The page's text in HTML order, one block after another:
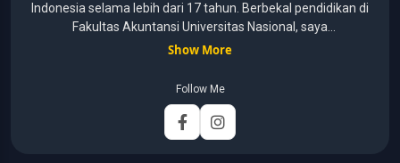
Indonesia selama lebih dari 17 tahun. Berbekal pendidikan di
Fakultas Akuntansi Universitas Nasional, saya
menggabungkan kemampuan analisis dengan pengalaman
pernah menangani berbagai peran, mulai dari reporter, editor,
marketing, business development, hingga Editor in Chief.
Fokus utamanya adalah menghadirkan tulisan yang
informatif, mendalam, dan mudah dipahami, khususnya
Show More
Follow Me